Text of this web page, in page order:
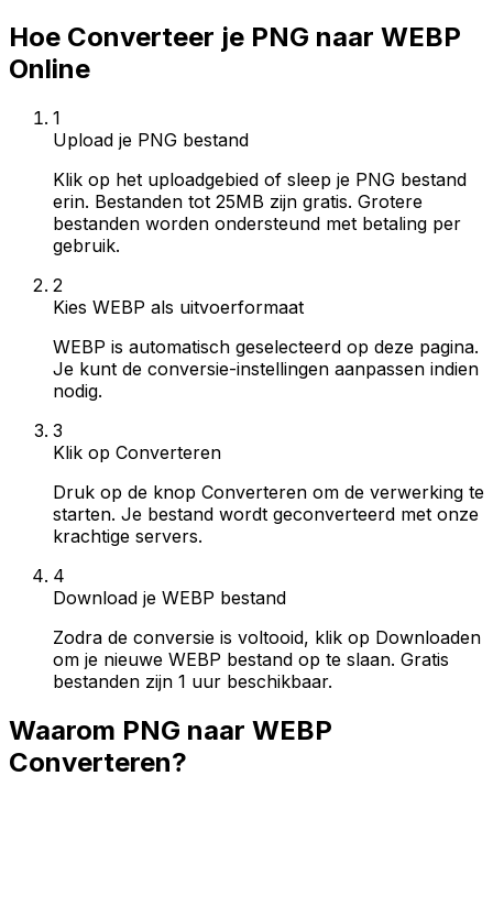
Hoe Converteer je PNG naar WEBP
Online
1
Upload je PNG bestand
Klik op het uploadgebied of sleep je PNG bestand
erin. Bestanden tot 25MB zijn gratis. Grotere
bestanden worden ondersteund met betaling per
gebruik.
2
Kies WEBP als uitvoerformaat
WEBP is automatisch geselecteerd op deze pagina.
Je kunt de conversie-instellingen aanpassen indien
nodig.
3
Klik op Converteren
Druk op de knop Converteren om de verwerking te
starten. Je bestand wordt geconverteerd met onze
krachtige servers.
4
Download je WEBP bestand
Zodra de conversie is voltooid, klik op Downloaden
om je nieuwe WEBP bestand op te slaan. Gratis
bestanden zijn 1 uur beschikbaar.
Waarom PNG naar WEBP
Converteren?